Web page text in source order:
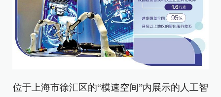
位于上海市徐汇区的“模速空间”内展示的人工智